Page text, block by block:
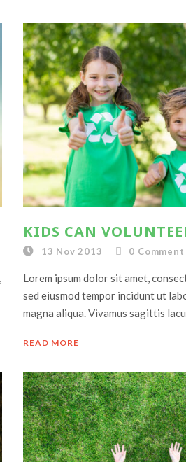
KIDS CAN
13 Nov 2013 0 Comment
Lorem ipsum dolor sit amet,
sed eiusmod tempor incidunt ut
magna aliqua. Vivamus sagittis lacus
READ MORE